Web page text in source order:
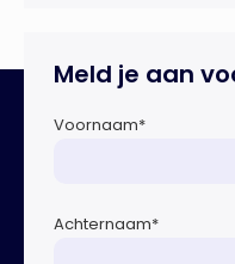
noodaggregaten.Begin
Meld je aan
Voornaam*
Achternaam*